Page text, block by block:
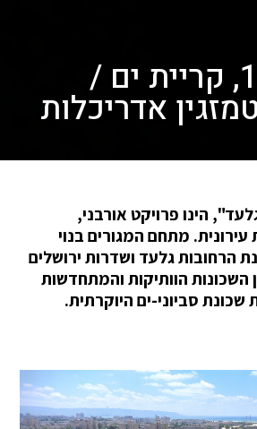
גלעד 1-5, קריית ים /
אדריכלות
הינו פרויקט אורבני,
מתחם המגורים בנוי
הרחובות גלעד ושדרות ירושלים
השכונות הוותיקות והמתחדשות
שכונת סביוני-ים היוקרתית.